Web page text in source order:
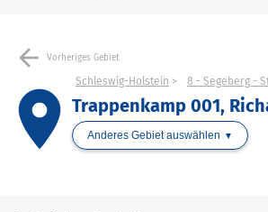
arrow_back Vorheriges Gebiet
place
Schleswig-Holstein 8 - Segeberg -
Trappenkamp 001,
Anderes Gebiet auswählen